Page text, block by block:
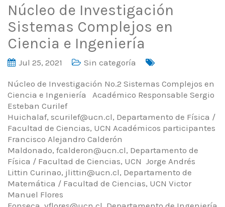
Núcleo de Investigación
Sistemas Complejos en
Ciencia e Ingeniería
Jul 25, 2021 Sin categoría
Núcleo de Investigación No.2 Sistemas Complejos en
Ciencia e Ingeniería Académico Responsable Sergio
Esteban Curilef
Huichalaf, scurilef@ucn.cl, Departamento de Física /
Facultad de Ciencias, UCN Académicos participantes
Francisco Alejandro Calderón
Maldonado, fcalderon@ucn.cl, Departamento de
Física / Facultad de Ciencias, UCN Jorge Andrés
Littin Curinao, jlittin@ucn.cl, Departamento de
Matemática / Facultad de Ciencias, UCN Victor
Manuel Flores